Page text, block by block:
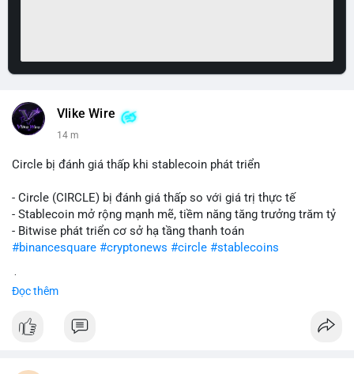
Vlike Wire
14 m
Circle bị đánh giá thấp khi stablecoin phát triển
- Circle (CIRCLE) bị đánh giá thấp so với giá trị thực tế
- Stablecoin mở rộng mạnh mẽ, tiềm năng tăng trưởng trăm tỷ
- Bitwise phát triển cơ sở hạ tầng thanh toán
#binancesquare #cryptonews #circle #stablecoins
Đọc thêm